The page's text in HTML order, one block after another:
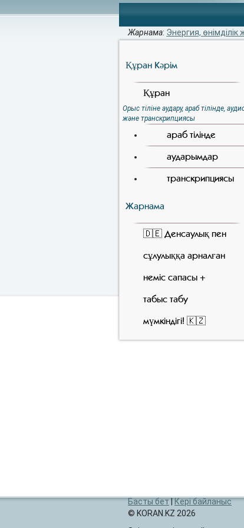
Жарнама: Энергия,
Құран Кәрiм
Құран
Орыс тіліне аудару, араб тілінде,
және транскрипциясы
араб тілінде
аударымдар
транскрипциясы
Жарнама
🇩🇪 Денсаулық пен
сұлулыққа арналған
неміс сапасы +
табыс табу
мүмкіндігі! 🇰🇿
Басты бет|Кері байланыс
© KORAN.KZ 2026